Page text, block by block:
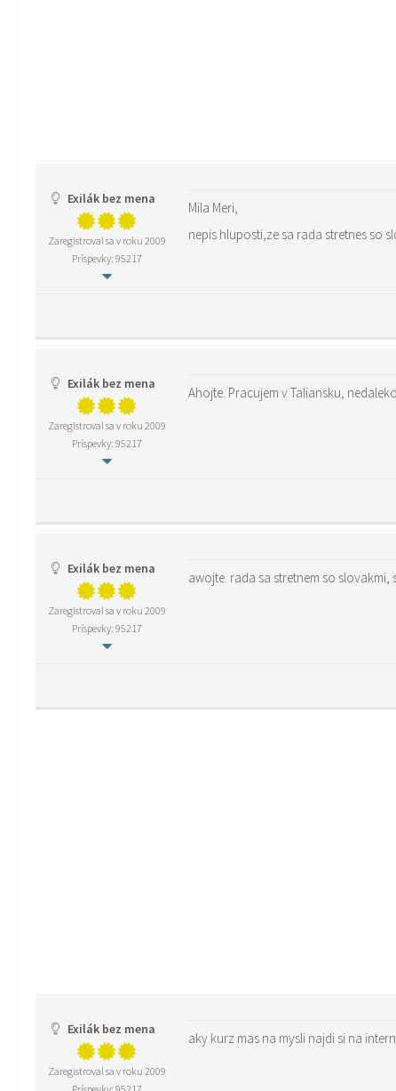
Exilák bez mena
Zaregistroval sa v roku 2009
Príspevky: 95217
Mila Meri,
nepis hluposti,ze sa rada stretnes so
Exilák bez mena
Zaregistroval sa v roku 2009
Príspevky: 95217
Exilák bez mena
Zaregistroval sa v roku 2009
Príspevky: 95217
awojte. rada sa stretnem so
Exilák bez mena
Zaregistroval sa v roku 2009
aky kurz mas na mysli najdi si na